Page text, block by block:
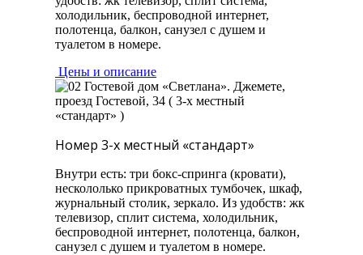
холодильник, беспроводной интернет,
полотенца, балкон, санузел с душем и
туалетом в номере.
Цены и описание
Номер 3-х местный «стандарт»
Внутри есть: три бокс-спринга (кровати),
нескололько прикроватных тумбочек, шкаф,
журнальный столик, зеркало. Из удобств: жк
телевизор, сплит система, холодильник,
беспроводной интернет, полотенца, балкон,
санузел с душем и туалетом в номере.